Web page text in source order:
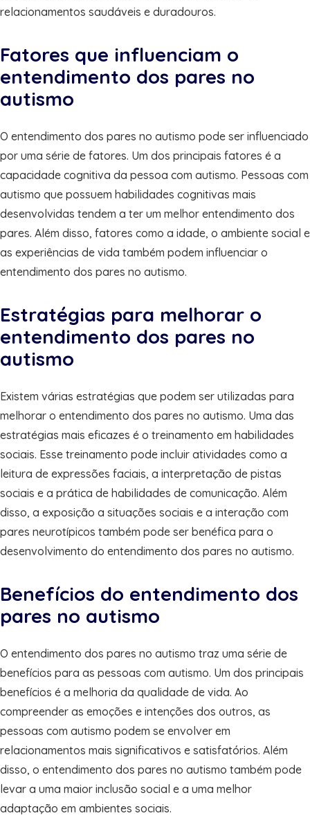
relacionamentos saudáveis e duradouros.
Fatores que influenciam o
entendimento dos pares no
autismo
O entendimento dos pares no autismo pode ser influenciado
por uma série de fatores. Um dos principais fatores é a
capacidade cognitiva da pessoa com autismo. Pessoas com
autismo que possuem habilidades cognitivas mais
desenvolvidas tendem a ter um melhor entendimento dos
pares. Além disso, fatores como a idade, o ambiente social e
as experiências de vida também podem influenciar o
entendimento dos pares no autismo.
Estratégias para melhorar o
entendimento dos pares no
autismo
Existem várias estratégias que podem ser utilizadas para
melhorar o entendimento dos pares no autismo. Uma das
estratégias mais eficazes é o treinamento em habilidades
sociais. Esse treinamento pode incluir atividades como a
leitura de expressões faciais, a interpretação de pistas
sociais e a prática de habilidades de comunicação. Além
disso, a exposição a situações sociais e a interação com
pares neurotípicos também pode ser benéfica para o
desenvolvimento do entendimento dos pares no autismo.
Benefícios do entendimento dos
pares no autismo
O entendimento dos pares no autismo traz uma série de
benefícios para as pessoas com autismo. Um dos principais
benefícios é a melhoria da qualidade de vida. Ao
compreender as emoções e intenções dos outros, as
pessoas com autismo podem se envolver em
relacionamentos mais significativos e satisfatórios. Além
disso, o entendimento dos pares no autismo também pode
levar a uma maior inclusão social e a uma melhor
adaptação em ambientes sociais.